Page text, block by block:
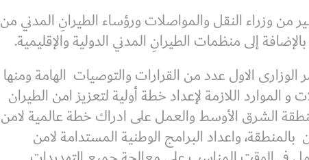
من وزراء النقل والمواصلات ورؤساء الطيرانِ المدني من
إلى منظمات الطيرانِ المدني الدولية والإقليمية.
الاول عدد من القرارات والتوصيات الهامة ومنها
و الموارد اللازمة لإعداد خطة أولية لتعزيز امن الطيران
الشرق الأوسط والعمل على ادراك خطة عالمية لامن
بالمنطقة، واعداد البرامج الوطنية المستدامة لامن